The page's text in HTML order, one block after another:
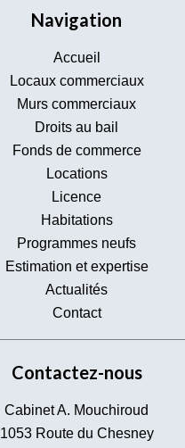
Navigation
Accueil
Locaux commerciaux
Murs commerciaux
Droits au bail
Fonds de commerce
Locations
Licence
Habitations
Programmes neufs
Estimation et expertise
Actualités
Contact
Contactez-nous
Cabinet A. Mouchiroud
1053 Route du Chesney